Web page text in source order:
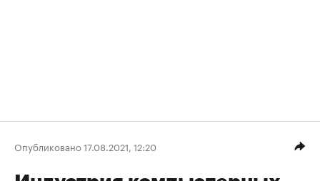
Опубликовано 17.08.2021, 12:20